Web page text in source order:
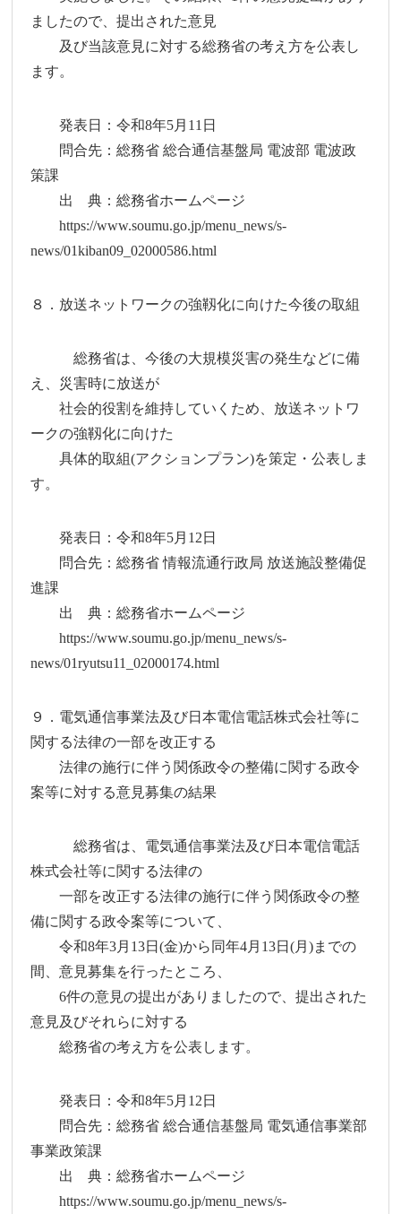
ましたので、提出された意見
及び当該意見に対する総務省の考え方を公表し
ます。
発表日：令和8年5月11日
問合先：総務省 総合通信基盤局 電波部 電波政
策課
出 典：総務省ホームページ
https://www.soumu.go.jp/menu_news/s-
news/01kiban09_02000586.html
８．放送ネットワークの強靱化に向けた今後の取組
総務省は、今後の大規模災害の発生などに備
え、災害時に放送が
社会的役割を維持していくため、放送ネットワ
ークの強靱化に向けた
具体的取組(アクションプラン)を策定・公表しま
す。
発表日：令和8年5月12日
問合先：総務省 情報流通行政局 放送施設整備促
進課
出 典：総務省ホームページ
https://www.soumu.go.jp/menu_news/s-
news/01ryutsu11_02000174.html
９．電気通信事業法及び日本電信電話株式会社等に
関する法律の一部を改正する
法律の施行に伴う関係政令の整備に関する政令
案等に対する意見募集の結果
総務省は、電気通信事業法及び日本電信電話
株式会社等に関する法律の
一部を改正する法律の施行に伴う関係政令の整
備に関する政令案等について、
令和8年3月13日(金)から同年4月13日(月)までの
間、意見募集を行ったところ、
6件の意見の提出がありましたので、提出された
意見及びそれらに対する
総務省の考え方を公表します。
発表日：令和8年5月12日
問合先：総務省 総合通信基盤局 電気通信事業部
事業政策課
出 典：総務省ホームページ
https://www.soumu.go.jp/menu_news/s-